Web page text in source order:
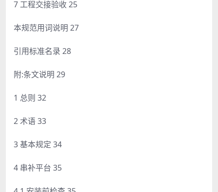
7 工程交接验收 25
本规范用词说明 27
引用标准名录 28
附:条文说明 29
1 总则 32
2 术语 33
3 基本规定 34
4 串补平台 35